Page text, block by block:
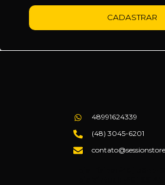
CADASTRAR
48991624339
(48) 3045-6201